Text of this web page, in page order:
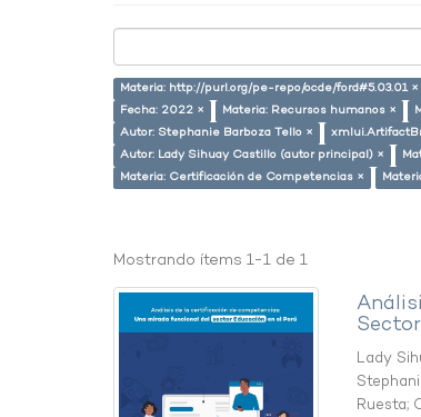
Materia: http://purl.org/pe-repo/ocde/ford#5.03.01 ×
Fecha: 2022 ×
Materia: Recursos humanos ×
Autor: Stephanie Barboza Tello ×
Autor: Lady Sihuay Castillo (autor principal) ×
Materia: Certificación de Competencias ×
Mostrando ítems 1-1 de 1
Lady
Ruesta;